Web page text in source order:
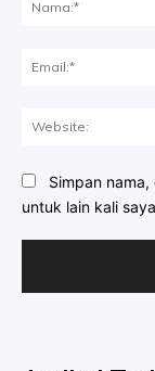
Simpan
untuk lain kali